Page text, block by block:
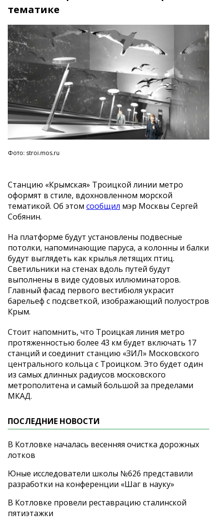
тематике
Фото: stroi.mos.ru
Станцию «Крымская» Троицкой линии метро
оформят в стиле, вдохновленном морской
тематикой. Об этом сообщил мэр Москвы Сергей
Собянин.
На платформе будут установлены подвесные
потолки, напоминающие паруса, а колонны и балки
будут выглядеть как крылья летящих птиц.
Светильники на стенах вдоль путей будут
выполнены в виде судовых иллюминаторов.
Главный фасад первого вестибюля украсит
барельеф с подсветкой, изображающий полуостров
Крым.
Стоит напомнить, что Троицкая линия метро
протяженностью более 43 км будет включать 17
станций и соединит станцию «ЗИЛ» Московского
центрального кольца с Троицком. Это будет один
из самых длинных радиусов московского
метрополитена и самый большой за пределами
МКАД.
ПОСЛЕДНИЕ НОВОСТИ
В Котловке началась весенняя очистка дорожных
лотков
Юные исследователи школы №626 представили
разработки на конференции «Шаг в науку»
В Котловке провели реставрацию сталинской
пятиэтажки